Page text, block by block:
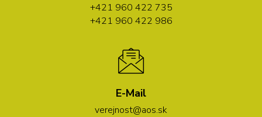
+421 960 422 735
+421 960 422 986
E-Mail
verejnost@aos.sk